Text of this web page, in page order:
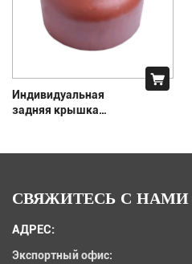
Индивидуальная
задняя крышка
СВЯЖИТЕСЬ С НАМИ
АДРЕС:
Экспортный офис: